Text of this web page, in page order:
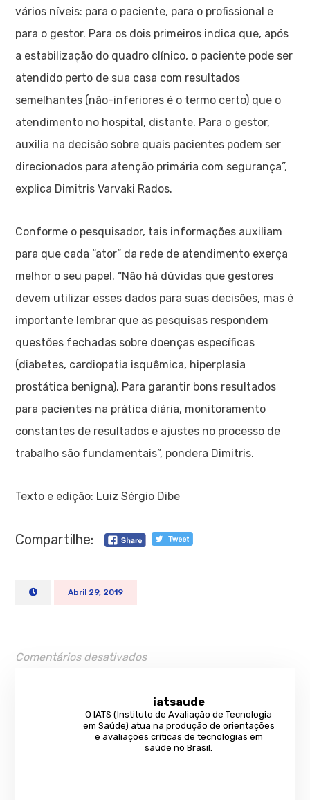
vários níveis: para o paciente, para o profissional e
para o gestor. Para os dois primeiros indica que, após
a estabilização do quadro clínico, o paciente pode ser
atendido perto de sua casa com resultados
semelhantes (não-inferiores é o termo certo) que o
atendimento no hospital, distante. Para o gestor,
auxilia na decisão sobre quais pacientes podem ser
direcionados para atenção primária com segurança”,
explica Dimitris Varvaki Rados.
Conforme o pesquisador, tais informações auxiliam
para que cada “ator” da rede de atendimento exerça
melhor o seu papel. “Não há dúvidas que gestores
devem utilizar esses dados para suas decisões, mas é
importante lembrar que as pesquisas respondem
questões fechadas sobre doenças específicas
(diabetes, cardiopatia isquêmica, hiperplasia
prostática benigna). Para garantir bons resultados
para pacientes na prática diária, monitoramento
constantes de resultados e ajustes no processo de
trabalho são fundamentais”, pondera Dimitris.
Texto e edição: Luiz Sérgio Dibe
Compartilhe:
Abril 29, 2019
Comentários desativados
iatsaude
O IATS (Instituto de Avaliação de Tecnologia
em Saúde) atua na produção de orientações
e avaliações críticas de tecnologias em
saúde no Brasil.